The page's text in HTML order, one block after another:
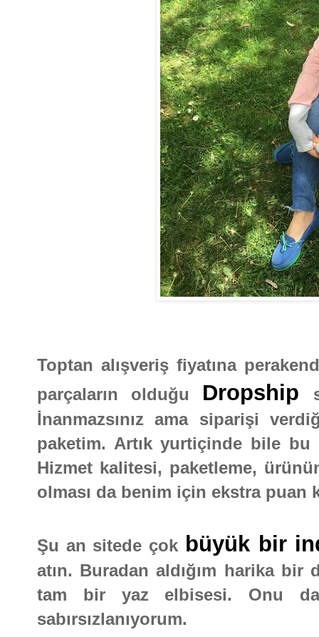
Toptan alışveriş fiyatına
parçaların olduğu Dropship
İnanmazsınız ama siparişi
paketim. Artık yurtiçinde bile bu
Hizmet kalitesi, paketleme,
olması da benim için ekstra puan
Şu an sitede çok büyük bir
atın. Buradan aldığım harika
tam bir yaz elbisesi. Onu
sabırsızlanıyorum.